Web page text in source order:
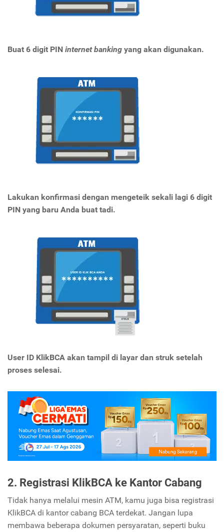
Buat 6 digit PIN internet banking yang akan digunakan.
Lakukan konfirmasi dengan mengeteik sekali lagi 6 digit
PIN yang baru Anda buat tadi.
User ID KlikBCA akan tampil di layar dan struk setelah
proses selesai.
2. Registrasi KlikBCA ke Kantor Cabang
Tidak hanya melalui mesin ATM, kamu juga bisa registrasi
KlikBCA di kantor cabang BCA terdekat. Jangan lupa
membawa beberapa dokumen persyaratan, seperti buku